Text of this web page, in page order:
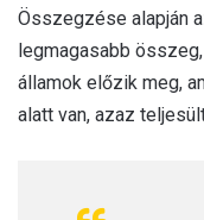
Összegzése alapján
legmagasabb
államok előzik meg,
alatt van, azaz